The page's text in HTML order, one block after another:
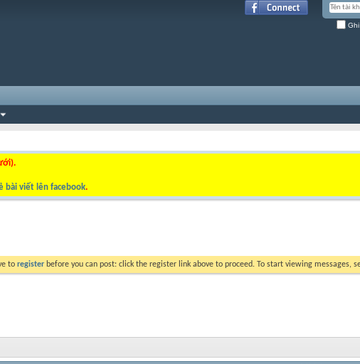
bài viết lên facebook.
to register before you can post: click the register link above to proceed. To start viewing